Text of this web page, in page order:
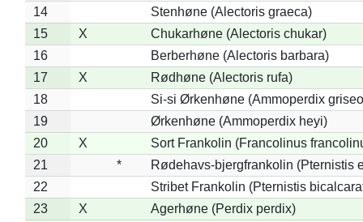
14
Stenhøne (Alectoris graeca)
15
X
Chukarhøne (Alectoris chukar)
16
Berberhøne (Alectoris barbara)
17
X
Rødhøne (Alectoris rufa)
18
Si-si Ørkenhøne (Ammoperdix
19
Ørkenhøne (Ammoperdix heyi)
20
X
Sort Frankolin (Francolinus
21
*
Rødehavs-bjergfrankolin (Pternistis
22
Stribet Frankolin (Pternistis
23
X
Agerhøne (Perdix perdix)